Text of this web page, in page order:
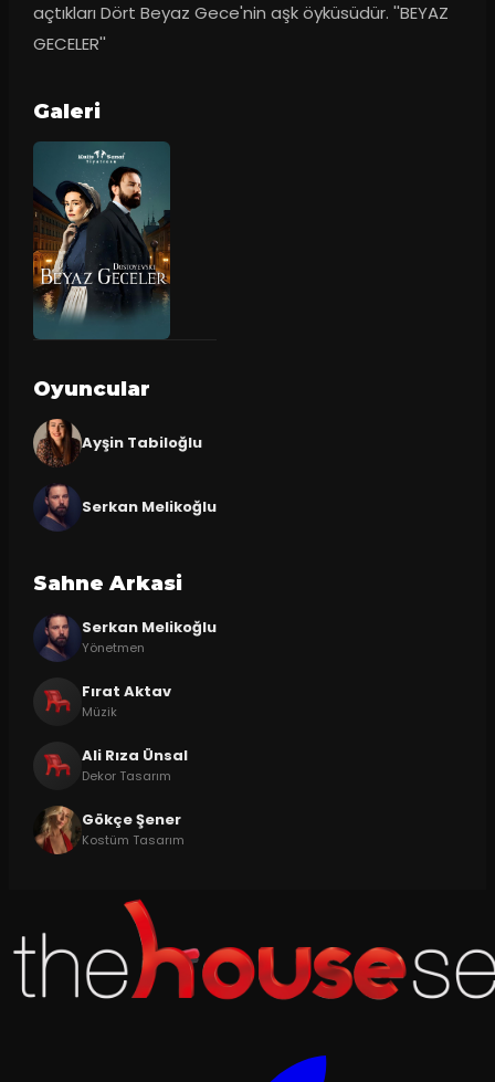
açtıkları Dört Beyaz Gece'nin aşk öyküsüdür. ''BEYAZ
GECELER''
Galeri
Oyuncular
Ayşin Tabiloğlu
Serkan Melikoğlu
Sahne Arkasi
Serkan Melikoğlu
Yönetmen
Fırat Aktav
Müzik
Ali Rıza Ünsal
Dekor Tasarım
Gökçe Şener
Kostüm Tasarım